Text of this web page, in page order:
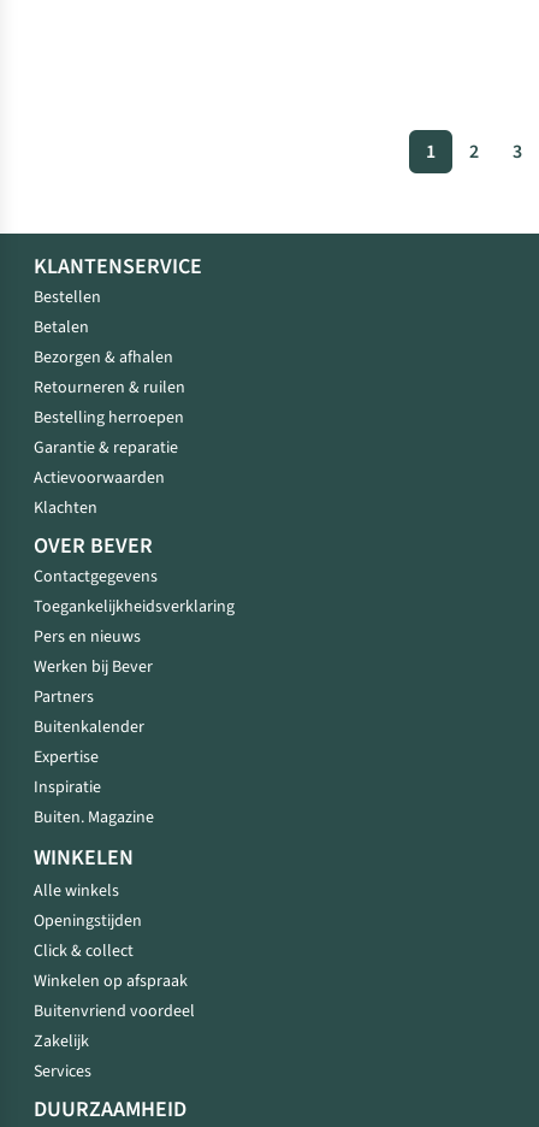
1 2 3
KLANTENSERVICE
Bestellen
Betalen
Bezorgen & afhalen
Retourneren & ruilen
Bestelling herroepen
Garantie & reparatie
Actievoorwaarden
Klachten
OVER BEVER
Contactgegevens
Toegankelijkheidsverklaring
Pers en nieuws
Werken bij Bever
Partners
Buitenkalender
Expertise
Inspiratie
Buiten. Magazine
WINKELEN
Alle winkels
Openingstijden
Click & collect
Winkelen op afspraak
Buitenvriend voordeel
Zakelijk
Services
DUURZAAMHEID